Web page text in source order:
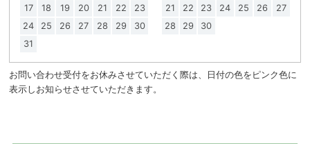
17
18 19 20 21 22
23
24
25 26 27 28 29
30
31
21
22 23 24 25 26
27
28
29 30
お問い合わせ受付をお休みさせていただく際は、日付の色をピンク色に
表示しお知らせさせていただきます。